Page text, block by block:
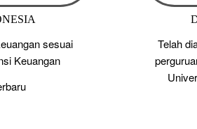
sesuai
Keuangan
Telah